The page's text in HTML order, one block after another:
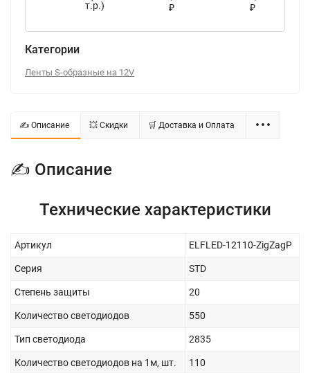
т.р.)
₽ ₽
Категории
Ленты S-образные на 12V
✍ Описание 💥 Скидки 🛒 Доставка и Оплата
✍ Описание
Технические характеристики
Артикул ELFLED-12110-ZigZagP
Серия STD
Степень защиты 20
Количество светодиодов 550
Тип светодиода 2835
Количество светодиодов на 1м, шт. 110